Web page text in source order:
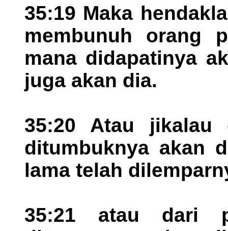
35:19 Maka
membunuh orang
mana didapatinya
juga akan dia.
35:20 Atau jikalau
ditumbuknya akan
lama telah
35:21 atau dari